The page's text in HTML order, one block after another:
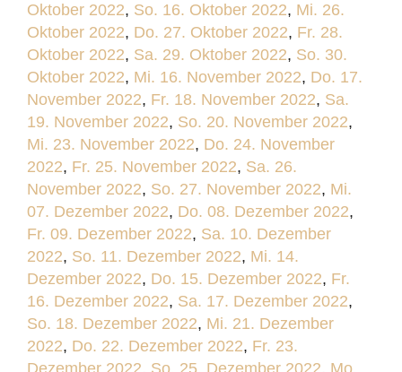
Oktober 2022, So. 16. Oktober 2022, Mi. 26.
Oktober 2022, Do. 27. Oktober 2022, Fr. 28.
Oktober 2022, Sa. 29. Oktober 2022, So. 30.
Oktober 2022, Mi. 16. November 2022, Do. 17.
November 2022, Fr. 18. November 2022, Sa.
19. November 2022, So. 20. November 2022,
Mi. 23. November 2022, Do. 24. November
2022, Fr. 25. November 2022, Sa. 26.
November 2022, So. 27. November 2022, Mi.
07. Dezember 2022, Do. 08. Dezember 2022,
Fr. 09. Dezember 2022, Sa. 10. Dezember
2022, So. 11. Dezember 2022, Mi. 14.
Dezember 2022, Do. 15. Dezember 2022, Fr.
16. Dezember 2022, Sa. 17. Dezember 2022,
So. 18. Dezember 2022, Mi. 21. Dezember
2022, Do. 22. Dezember 2022, Fr. 23.
Dezember 2022, So. 25. Dezember 2022, Mo.